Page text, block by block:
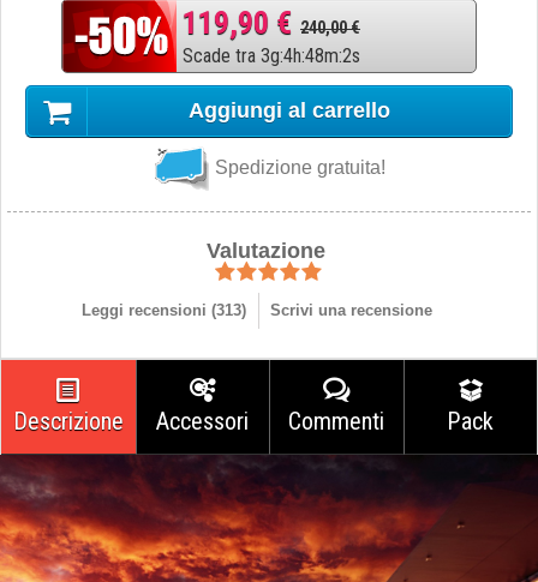
119,90 € 240,00 €
Scade tra 3g:4h:48m:1s
Aggiungi al carrello
Spedizione gratuita!
Valutazione
Leggi recensioni (313) Scrivi una recensione
Descrizione Accessori Commenti Pack